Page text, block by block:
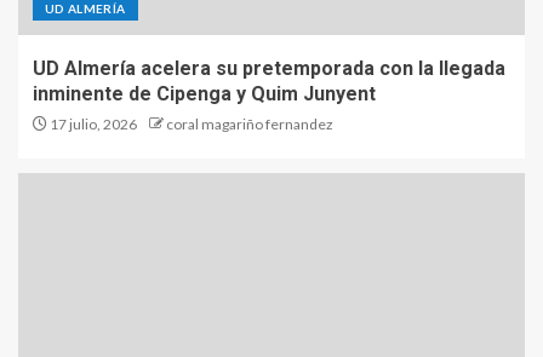
UD ALMERÍA
UD Almería acelera su pretemporada con la llegada
inminente de Cipenga y Quim Junyent
17 julio, 2026 coral magariño fernandez